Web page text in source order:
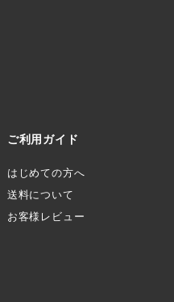
ご利用ガイド
はじめての方へ
送料について
お客様レビュー